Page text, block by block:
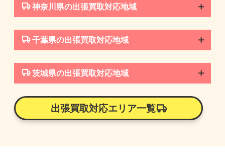
神奈川県の出張買取対応地域
千葉県の出張買取対応地域
茨城県の出張買取対応地域
出張買取対応エリア一覧